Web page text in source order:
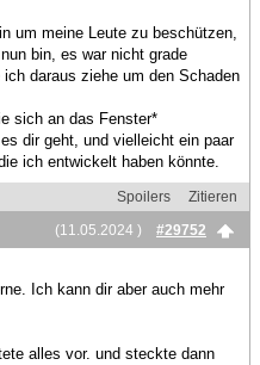
um meine Leute zu beschützen,
bin, es war nicht grade
daraus ziehe um den Schaden
sich an das Fenster*
dir geht, und vielleicht ein paar
ich entwickelt haben könnte.
Spoilers
Zitieren
(11.05.2024 )
#29752
Ich kann dir aber auch mehr
alles vor. und steckte dann